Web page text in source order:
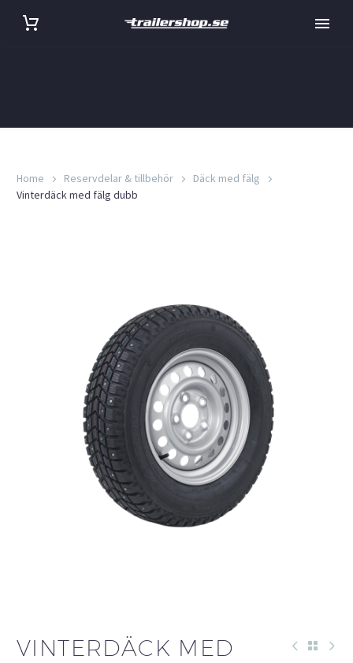
Home Reservdelar & tillbehör
Däck med fälg
Vinterdäck med fälg dubb
VINTERDÄCK MED